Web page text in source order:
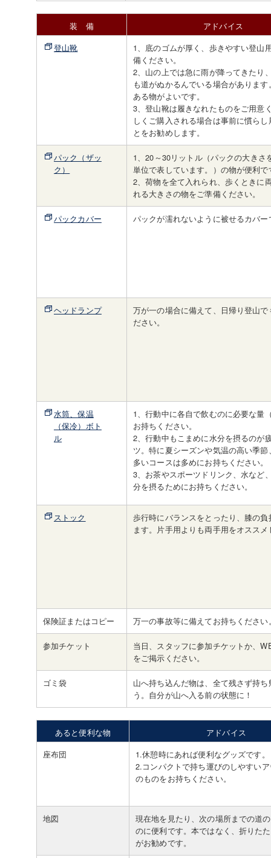
装 備
アドバイス
登山靴
1、底のゴムが厚く、歩きやすい登山
備ください。
2、山の上では急に雨が降ってきたり
も道がぬかるんでいる場合がありま
ある物がよいです。
3、登山靴は履きなれたものをご用意
しくご購入される場合は事前に慣ら
とをお勧めします。
パック（ザッ
ク）
1、20～30リットル（パックの大きさ
単位で表しています。）の物が便利で
2、荷物を全て入れられ、歩くときに
れる大きさの物をご準備ください。
パックカバー パックが濡れないように被せるカバー
ヘッドランプ
万が一の場合に備えて、日帰り登山
ださい。
水筒、保温
（保冷）ボト
ル
1、行動中に各自で飲むのに必要な量
お持ちください。
2、行動中もこまめに水分を摂るのが
ツ。特に夏シーズンや気温の高い季
多いコースは多めにお持ちください。
3、お茶やスポーツドリンク、水など
分を摂るためにお持ちください。
ストック
歩行時にバランスをとったり、膝の
ます。片手用よりも両手用をオスス
保険証またはコピー 万一の事故等に備えてお持ちください
参加チケット
当日、スタッフに参加チケットか、
をご掲示ください。
ゴミ袋
山へ持ち込んだ物は、全て残さず持
う。自分が山へ入る前の状態に！
あると便利な物
アドバイス
座布団
1.休憩時にあれば便利なグッズです。
2.コンパクトで持ち運びのしやすい
のものをお持ちください。
地図
現在地を見たり、次の場所までの道
のに便利です。本ではなく、折りた
がお勧めです。